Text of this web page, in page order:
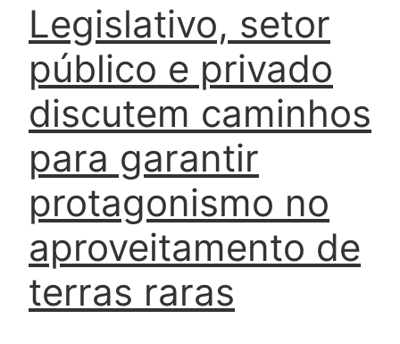
Legislativo, setor
público e privado
discutem caminhos
para garantir
protagonismo no
aproveitamento de
terras raras